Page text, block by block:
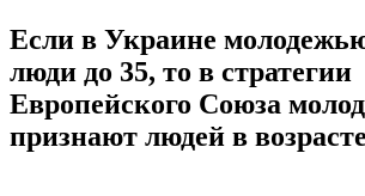
Если в Украине
люди до 35, то в стратегии
Европейского Союза
признают людей в